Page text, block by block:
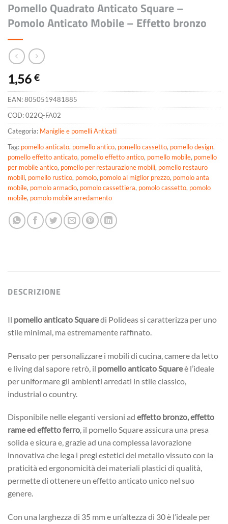
Pomello Quadrato Anticato Square –
Pomolo Anticato Mobile – Effetto bronzo
1,56 €
EAN:8050519481885
COD:022Q-FA02
Categoria: Maniglie e pomelli Anticati
Tag: pomello anticato, pomello antico, pomello cassetto, pomello design,
pomello effetto anticato, pomello effetto antico, pomello mobile, pomello
per mobile antico, pomello per restaurazione mobili, pomello restauro
mobili, pomello rustico, pomolo, pomolo al miglior prezzo, pomolo anta
mobile, pomolo armadio, pomolo cassettiera, pomolo cassetto, pomolo
mobile, pomolo mobile arredamento
DESCRIZIONE
Il pomello anticato Squaredi Polideas si caratterizza per uno
stile minimal, ma estremamente raffinato.
Pensato per personalizzare i mobili di cucina, camere da letto
e living dal sapore retrò, il pomello anticato Squareè l’ideale
per uniformare gli ambienti arredati in stile classico,
industrial o country.
Disponibile nelle eleganti versioni ad effetto bronzo, effetto
rame ed effetto ferro, il pomello Square assicura una presa
solida e sicura e, grazie ad una complessa lavorazione
innovativa che lega i pregi estetici del metallo vissuto con la
praticità ed ergonomicità dei materiali plastici di qualità,
permette di ottenere un effetto anticato unico nel suo
genere.
Con una larghezza di 35 mm e un’altezza di 30 è l’ideale per